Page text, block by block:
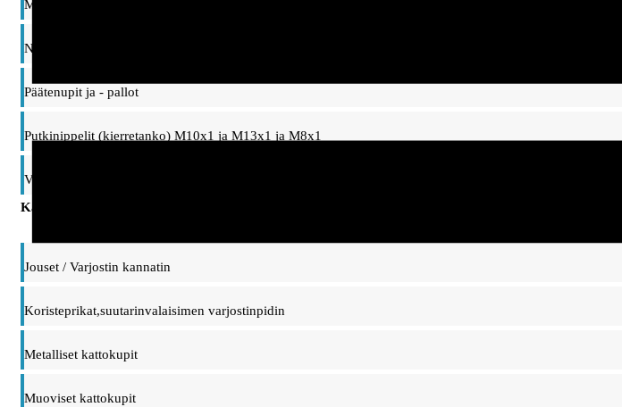
Mutterit ja prikat
Nivelet ja ripustinsangat, taipuisat varret
Päätenupit ja - pallot
Putkinippelit (kierretanko) M10x1 ja M13x1 ja M8x1
Vaihtonippelit, adapterit M10/M13 kierteet
Kattokupit, ripustimet ja kannattimet
Jouset / Varjostin kannatin
Koristeprikat,suutarinvalaisimen varjostinpidin
Metalliset kattokupit
Muoviset kattokupit